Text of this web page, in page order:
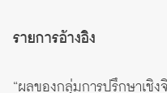
รายการอ้างอิง
“ผลของกลุ่มการปรึกษาเ